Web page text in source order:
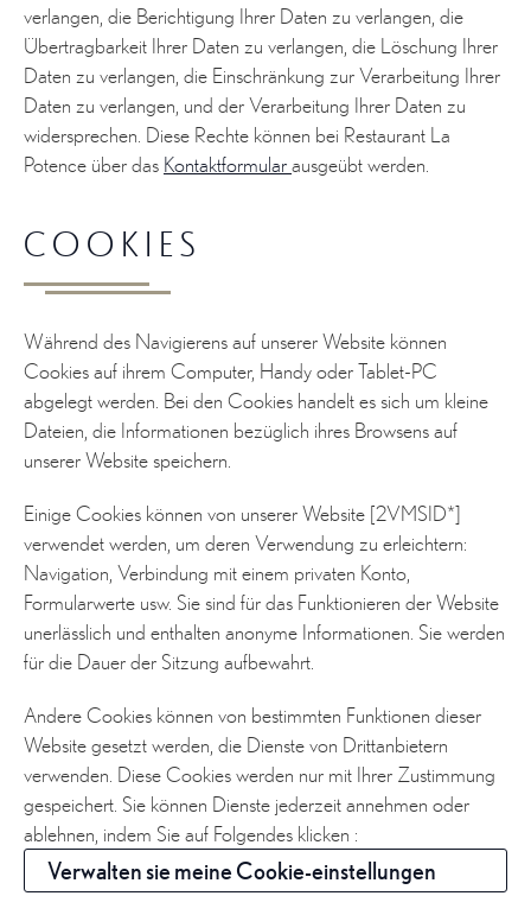
verlangen, die Berichtigung Ihrer Daten zu verlangen, die
Übertragbarkeit Ihrer Daten zu verlangen, die Löschung Ihrer
Daten zu verlangen, die Einschränkung zur Verarbeitung Ihrer
Daten zu verlangen, und der Verarbeitung Ihrer Daten zu
widersprechen. Diese Rechte können bei Restaurant La
Potence über das Kontaktformularausgeübt werden.
COOKIES
Während des Navigierens auf unserer Website können
Cookies auf ihrem Computer, Handy oder Tablet-PC
abgelegt werden. Bei den Cookies handelt es sich um kleine
Dateien, die Informationen bezüglich ihres Browsens auf
unserer Website speichern.
Einige Cookies können von unserer Website [2VMSID*]
verwendet werden, um deren Verwendung zu erleichtern:
Navigation, Verbindung mit einem privaten Konto,
Formularwerte usw. Sie sind für das Funktionieren der Website
unerlässlich und enthalten anonyme Informationen. Sie werden
für die Dauer der Sitzung aufbewahrt.
Andere Cookies können von bestimmten Funktionen dieser
Website gesetzt werden, die Dienste von Drittanbietern
verwenden. Diese Cookies werden nur mit Ihrer Zustimmung
gespeichert. Sie können Dienste jederzeit annehmen oder
ablehnen, indem Sie auf Folgendes klicken :
Verwalten sie meine Cookie-einstellungen